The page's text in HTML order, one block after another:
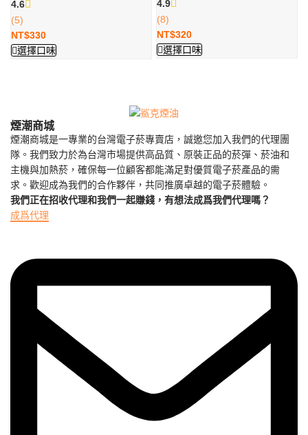
4.6
(5)
NT$330
選擇口味
4.9
(8)
NT$320
選擇口味
煙潮商城
煙潮商城是一專業的台灣電子菸專賣店，誠邀您加入我們的代理團
隊。我們致力於為台灣市場提供高品質、原裝正品的菸彈、菸油和
主機與加熱菸，確保每一位顧客都能滿足對優質電子菸產品的需
求。歡迎成為我們的合作夥伴，共同推廣卓越的電子菸體驗。
我們正在招收代理和我們一起賺錢，有想法成爲我們代理嗎？
成爲代理